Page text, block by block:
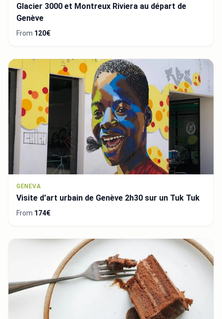
Glacier 3000 et Montreux Riviera au départ de
Genève
From 120€
GENEVA
Visite d'art urbain de Genève 2h30 sur un Tuk Tuk
From 174€